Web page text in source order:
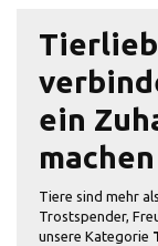
ein
machen
Tiere sind mehr
Trostspender,
unsere Kategorie